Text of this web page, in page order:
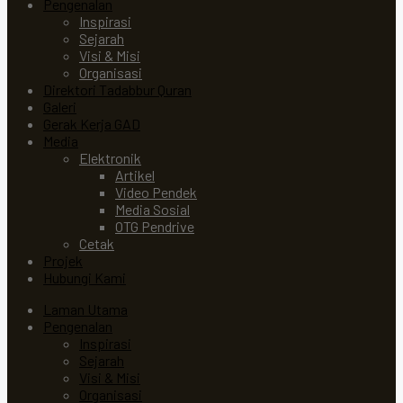
Pengenalan
Inspirasi
Sejarah
Visi & Misi
Organisasi
Direktori Tadabbur Quran
Galeri
Gerak Kerja GAD
Media
Elektronik
Artikel
Video Pendek
Media Sosial
OTG Pendrive
Cetak
Projek
Hubungi Kami
Laman Utama
Pengenalan
Inspirasi
Sejarah
Visi & Misi
Organisasi